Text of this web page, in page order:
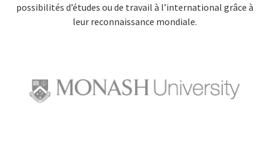
possibilités d’études ou de travail à l’international grâce à
leur reconnaissance mondiale.